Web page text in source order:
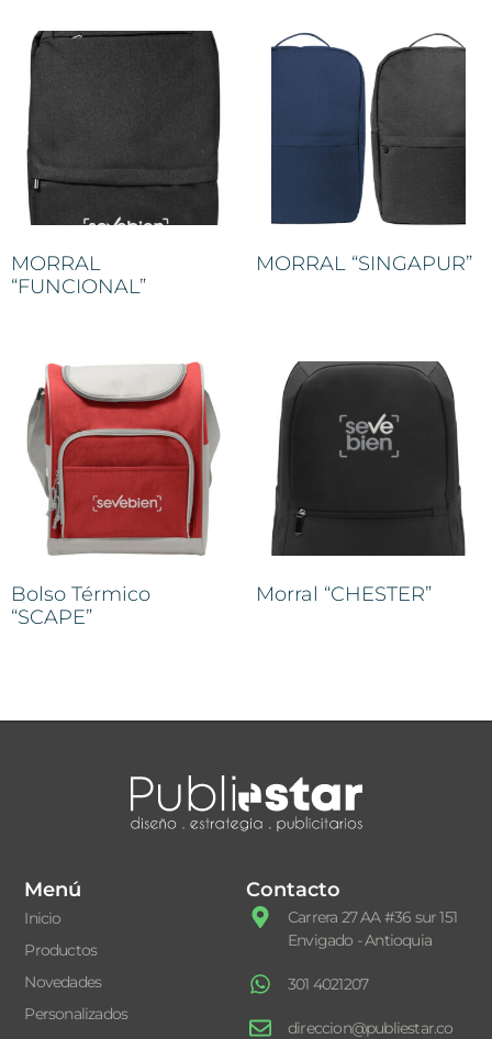
MORRAL
“FUNCIONAL”
MORRAL “SINGAPUR”
Bolso Térmico
“SCAPE”
Morral “CHESTER”
Menú
Inicio
Productos
Novedades
Personalizados
Contacto
Carrera 27 AA #36 sur 151
Envigado - Antioquia
301 4021207
direccion@publiestar.co